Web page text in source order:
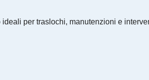
per traslochi, manutenzioni e